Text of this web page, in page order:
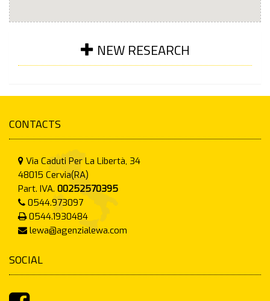
NEW RESEARCH
CONTACTS
Via Caduti Per La Libertà, 34
48015 Cervia(RA)
Part. IVA. 00252570395
0544.973097
0544.1930484
lewa@agenzialewa.com
SOCIAL